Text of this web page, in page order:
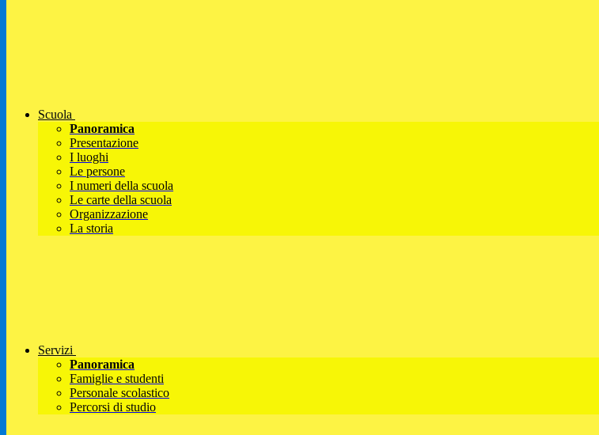
Scuola
Panoramica
Presentazione
I luoghi
Le persone
I numeri della scuola
Le carte della scuola
Organizzazione
La storia
Servizi
Panoramica
Famiglie e studenti
Personale scolastico
Percorsi di studio